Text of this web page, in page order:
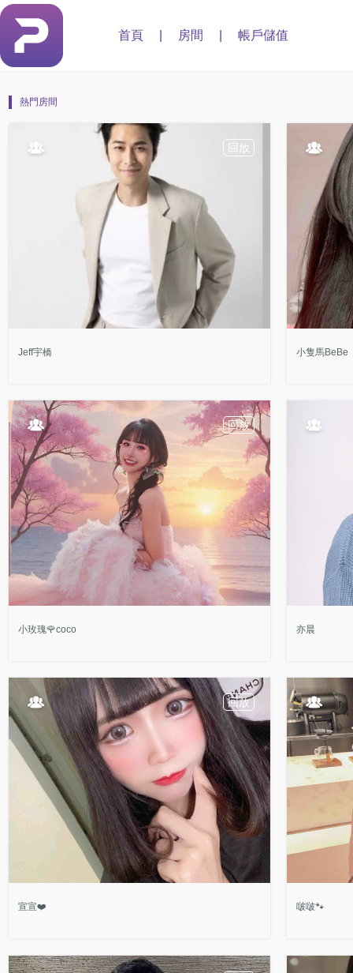
首頁 房間 帳戶儲值
熱門房間
回放
Jeff宇橋 小隻馬BeBe
回放
小玫瑰🌹coco 亦晨
回放
宣宣❤️ 啵啵🐾